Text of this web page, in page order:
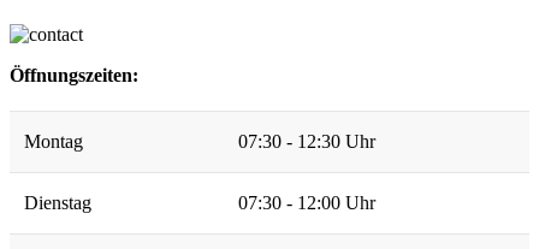
Öffnungszeiten:
Montag 07:30 - 12:30 Uhr
Dienstag 07:30 - 12:00 Uhr